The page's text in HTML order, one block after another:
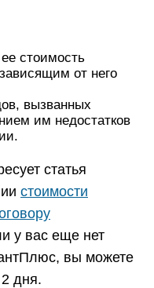
стоимость
от него
вызванных
им недостатков
статья
стоимости
у вас еще нет
вы можете
дня.